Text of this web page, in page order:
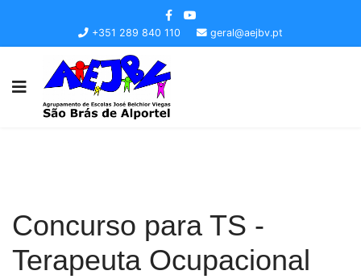
+351 289 840 110 geral@aejbv.pt
Concurso para TS -
Terapeuta Ocupacional